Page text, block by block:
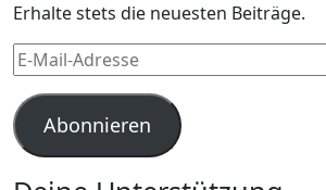
Erhalte stets die neuesten Beiträge.
E-
Mail-
Adresse
Abonnieren